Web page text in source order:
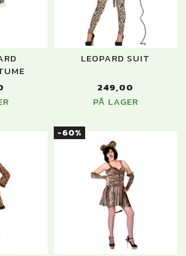
LEOPARD SUIT
249,00
PÅ LAGER
-60%